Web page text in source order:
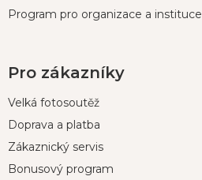
Program pro organizace a instituce
Pro zákazníky
Velká fotosoutěž
Doprava a platba
Zákaznický servis
Bonusový program